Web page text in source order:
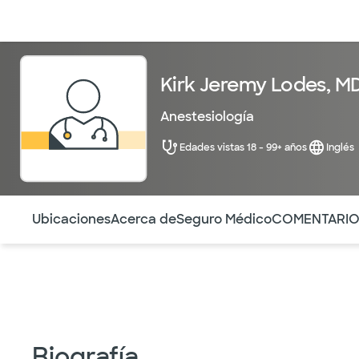
Kirk Jeremy Lodes,
Anestesiología
Edades vistas 18 - 99+ años Inglés
UbicacionesAcerca deSeguro Médico